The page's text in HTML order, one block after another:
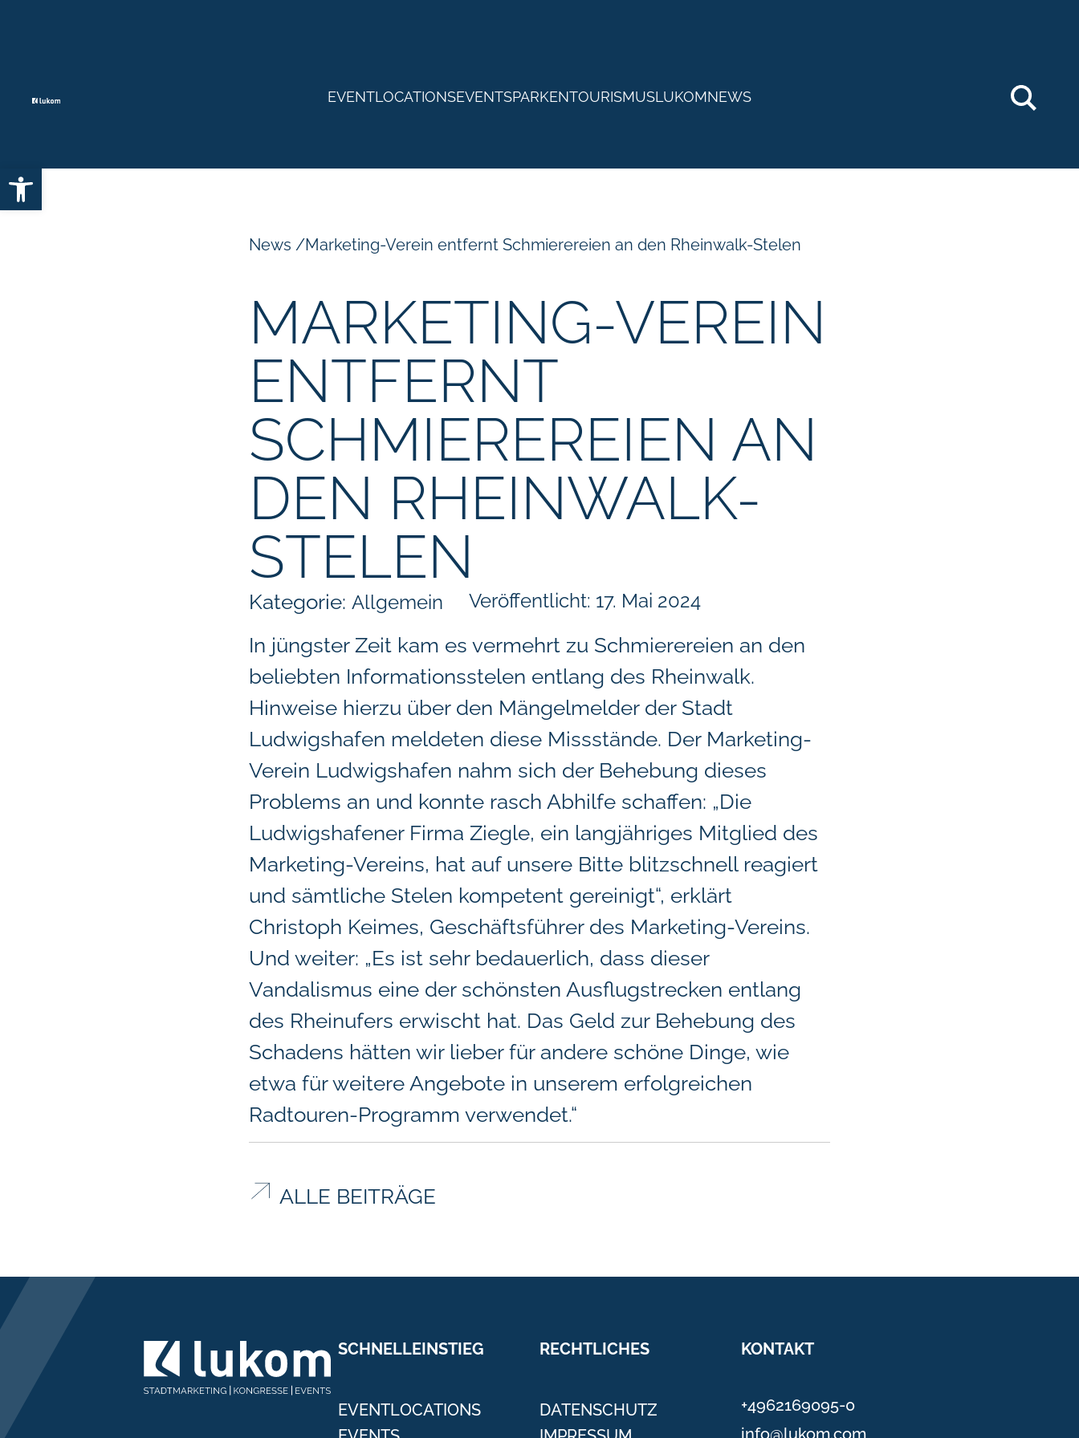
Open toolbar
EVENTLOCATIONSEVENTSPARKENTOURISMUSLUKOMNEWS
News /Marketing-Verein entfernt Schmierereien an den Rheinwalk-Stelen
MARKETING-VEREIN
ENTFERNT
SCHMIEREREIEN AN
DEN RHEINWALK-
STELEN
Kategorie: Allgemein Veröffentlicht: 17. Mai 2024
In jüngster Zeit kam es vermehrt zu Schmierereien an den
beliebten Informationsstelen entlang des Rheinwalk.
Hinweise hierzu über den Mängelmelder der Stadt
Ludwigshafen meldeten diese Missstände. Der Marketing-
Verein Ludwigshafen nahm sich der Behebung dieses
Problems an und konnte rasch Abhilfe schaffen: „Die
Ludwigshafener Firma Ziegle, ein langjähriges Mitglied des
Marketing-Vereins, hat auf unsere Bitte blitzschnell reagiert
und sämtliche Stelen kompetent gereinigt“, erklärt
Christoph Keimes, Geschäftsführer des Marketing-Vereins.
Und weiter: „Es ist sehr bedauerlich, dass dieser
Vandalismus eine der schönsten Ausflugstrecken entlang
des Rheinufers erwischt hat. Das Geld zur Behebung des
Schadens hätten wir lieber für andere schöne Dinge, wie
etwa für weitere Angebote in unserem erfolgreichen
Radtouren-Programm verwendet.“
ALLE BEITRÄGE
SCHNELLEINSTIEG
EVENTLOCATIONS
RECHTLICHES
DATENSCHUTZ
KONTAKT
+4962169095-0
info@lukom.com